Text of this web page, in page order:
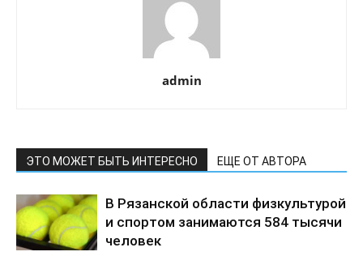
admin
ЭТО МОЖЕТ БЫТЬ ИНТЕРЕСНО ЕЩЕ ОТ АВТОРА
В Рязанской области физкультурой
и спортом занимаются 584 тысячи
человек